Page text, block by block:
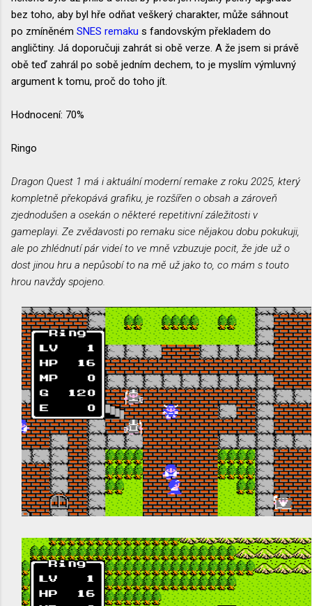
bez toho, aby byl hře odňat veškerý charakter, může sáhnout
po zmíněném SNES remaku s fandovským překladem do
angličtiny. Já doporučuji zahrát si obě verze. A že jsem si právě
obě teď zahrál po sobě jedním dechem, to je myslím výmluvný
argument k tomu, proč do toho jít.
Hodnocení: 70%
Ringo
Dragon Quest 1 má i aktuální moderní remake z roku 2025, který
kompletně překopává grafiku, je rozšířen o obsah a zároveň
zjednodušen a osekán o některé repetitivní záležitosti v
gameplayi. Ze zvědavosti po remaku sice nějakou dobu pokukuji,
ale po zhlédnutí pár videí to ve mně vzbuzuje pocit, že jde už o
dost jinou hru a nepůsobí to na mě už jako to, co mám s touto
hrou navždy spojeno.